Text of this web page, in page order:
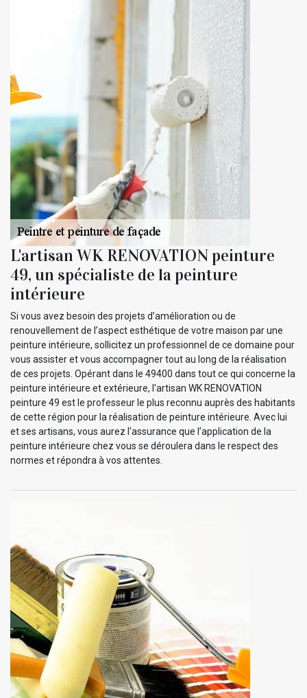
L'artisan WK RENOVATION peinture
49, un spécialiste de la peinture
intérieure
Si vous avez besoin des projets d’amélioration ou de
renouvellement de l’aspect esthétique de votre maison par une
peinture intérieure, sollicitez un professionnel de ce domaine pour
vous assister et vous accompagner tout au long de la réalisation
de ces projets. Opérant dans le 49400 dans tout ce qui concerne la
peinture intérieure et extérieure, l'artisan WK RENOVATION
peinture 49 est le professeur le plus reconnu auprès des habitants
de cette région pour la réalisation de peinture intérieure. Avec lui
et ses artisans, vous aurez l'assurance que l’application de la
peinture intérieure chez vous se déroulera dans le respect des
normes et répondra à vos attentes.